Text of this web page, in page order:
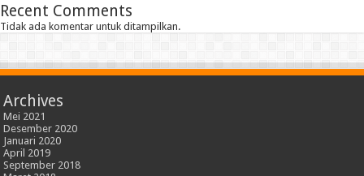
Recent Comments
Tidak ada komentar untuk ditampilkan.
Archives
Mei 2021
Desember 2020
Januari 2020
April 2019
September 2018